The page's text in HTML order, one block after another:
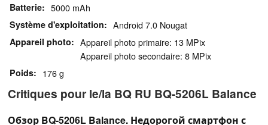
Batterie 5000 mAh
Système d'exploitation Android 7.0 Nougat
Appareil photo
Appareil photo primaire: 13 MPix
Appareil photo secondaire: 8 MPix
Poids 176 g
Critiques pour le/la BQ RU BQ-5206L Balance
Обзор BQ-5206L Balance. Недорогой смартфон с